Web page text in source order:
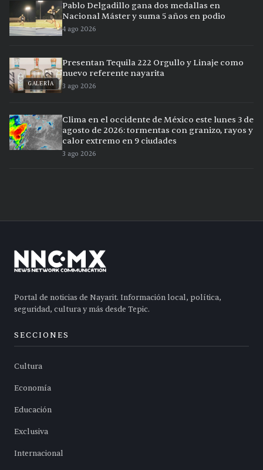
Pablo Delgadillo gana dos medallas en
Nacional Máster y suma 5 años en podio
4 ago 2026
GALERÍA
Presentan Tequila 222 Orgullo y Linaje como
nuevo referente nayarita
3 ago 2026
Clima en el occidente de México este lunes 3 de
agosto de 2026: tormentas con granizo, rayos y
calor extremo en 9 ciudades
3 ago 2026
Portal de noticias de Nayarit. Información local, política,
seguridad, cultura y más desde Tepic.
SECCIONES
Cultura
Economía
Educación
Exclusiva
Internacional